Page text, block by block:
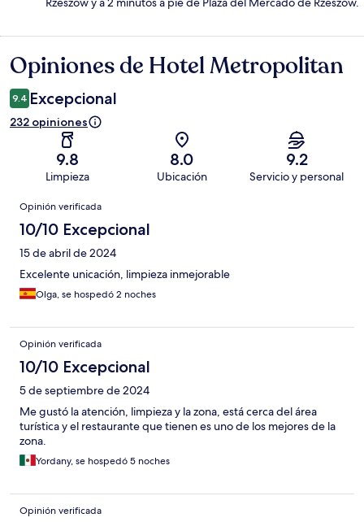
Opiniones
Opiniones de Hotel Metropolitan
9.4 Excepcional
232 opiniones
9.8
Limpieza
8.0
Ubicación
9.2
Servicio y personal
Opiniones
Opinión verificada
10/10 Excepcional
15 de abril de 2024
Excelente unicación, limpieza inmejorable
Olga, se hospedó 2 noches
Opinión verificada
10/10 Excepcional
5 de septiembre de 2024
Me gustó la atención, limpieza y la zona, está cerca del área
turística y el restaurante que tienen es uno de los mejores de la
zona.
Yordany, se hospedó 5 noches
Opinión verificada